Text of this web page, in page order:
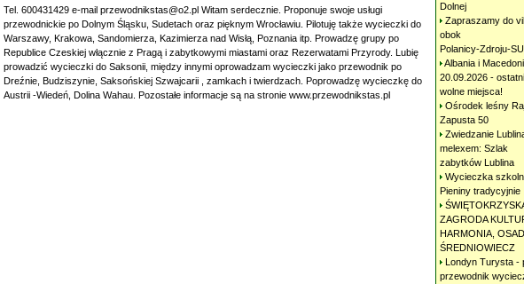
Tel. 600431429 e-mail przewodnikstas@o2.pl Witam serdecznie. Proponuje swoje usługi
przewodnickie po Dolnym Śląsku, Sudetach oraz pięknym Wrocławiu. Pilotuję także wycieczki do
Warszawy, Krakowa, Sandomierza, Kazimierza nad Wisłą, Poznania itp. Prowadzę grupy po
Republice Czeskiej włącznie z Pragą i zabytkowymi miastami oraz Rezerwatami Przyrody. Lubię
prowadzić wycieczki do Saksonii, między innymi oprowadzam wycieczki jako przewodnik po
Dreźnie, Budziszynie, Saksońskiej Szwajcarii , zamkach i twierdzach. Poprowadzę wycieczkę do
Austrii -Wiedeń, Dolina Wahau. Pozostałe informacje są na stronie www.przewodnikstas.pl
Dolnej
Zapraszamy do
obok
Polanicy-Zdroju-
Albania i
20.09.2026 -
wolne miejsca!
Ośrodek leśny
Zapusta 50
Zwiedzanie
melexem: Szlak
zabytków Lublina
Wycieczka
Pieniny tradycyjnie
ZAGRODA
HARMONIA,
ŚREDNIOWIECZ
Londyn Turysta -
przewodnik